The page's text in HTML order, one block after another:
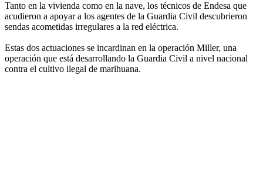
Tanto en la vivienda como en la nave, los técnicos de Endesa que
acudieron a apoyar a los agentes de la Guardia Civil descubrieron
sendas acometidas irregulares a la red eléctrica.
Estas dos actuaciones se incardinan en la operación Miller, una
operación que está desarrollando la Guardia Civil a nivel nacional
contra el cultivo ilegal de marihuana.